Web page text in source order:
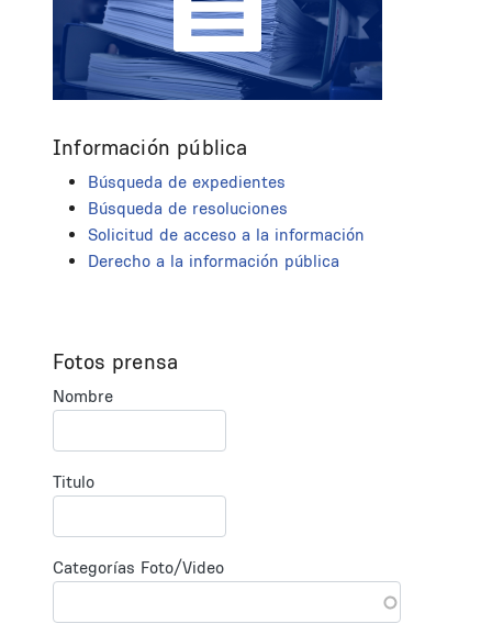
Información pública
Búsqueda de expedientes
Búsqueda de resoluciones
Solicitud de acceso a la información
Derecho a la información pública
Fotos prensa
Nombre
Titulo
Categorías Foto/Video